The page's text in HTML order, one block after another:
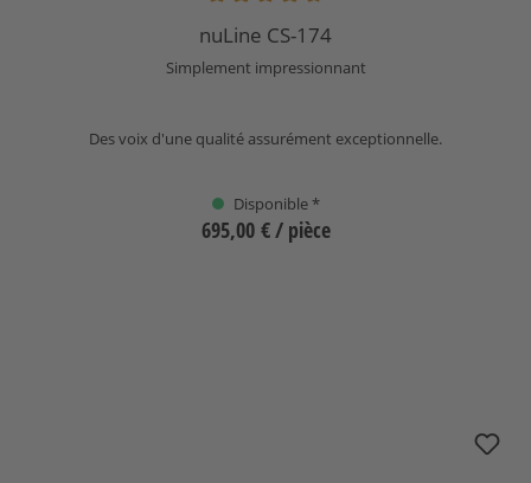
Note moyenne de 4.82 sur 5 étoiles
nuLine CS-174
Simplement impressionnant
Des voix d'une qualité assurément exceptionnelle.
Disponible *
695,00 €/ pièce